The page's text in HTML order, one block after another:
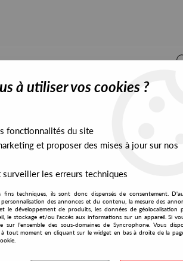
PRESALES EXCLUSIVES
à utiliser vos cookies ?
fonctionnalités du site
et proposer des mises à jour sur nos
les erreurs techniques
fins techniques, ils sont donc dispensés de consentement.
des annonces et du contenu, la mesure des
le développement de produits, les données de géolocalisation
le stockage et/ou l'accès aux informations sur un appareil. Si
sur l’ensemble des sous-domaines de Syncrophone. Vous
tout moment en cliquant sur le widget en bas à droite de la